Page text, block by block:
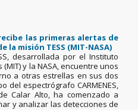
las primeras alertas de
misión TESS (MIT-NASA)
desarrollada por el Instituto
y la NASA, encuentre unos
a otras estrellas en sus dos
del espectrógrafo CARMENES,
Calar Alto, ha comenzado a
y analizar las detecciones de